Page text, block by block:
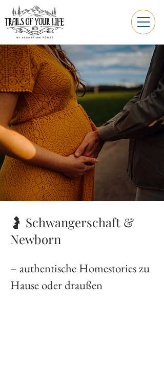
🤰 Schwangerschaft &
Newborn
– authentische Homestories zu
Hause oder draußen